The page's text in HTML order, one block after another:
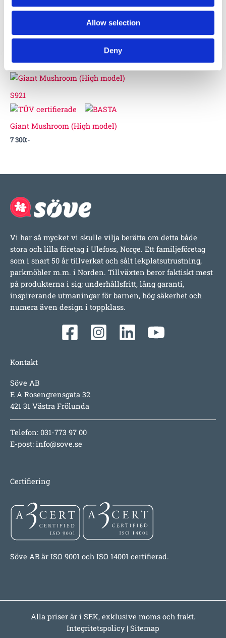
Allow selection
Deny
(High model)
Du kanske också gillar …
S921
Giant Mushroom (High model)
7 300:-
Vi har så mycket vi skulle vilja berätta om detta både
stora och lilla företag i Ulefoss, Norge. Ett familjeföretag
som i snart 50 år tillverkat och sålt lekplatsutrustning,
parkmöbler m.m. i Norden. Tillväxten beror faktiskt mest
på produkterna i sig; underhållsfritt, lång garanti,
inspirerande utmaningar för barnen, hög säkerhet och
numera även design i toppklass.
Kontakt
Söve AB
E A Rosengrensgata 32
421 31 Västra Frölunda
Telefon: 031-773 97 00
E-post: info@sove.se
Certifiering
Söve AB är ISO 9001 och ISO 14001 certifierad.
Alla priser är i SEK, exklusive moms och frakt.
Integritetspolicy| Sitemap